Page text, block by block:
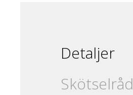
Detaljer
Skötselråd